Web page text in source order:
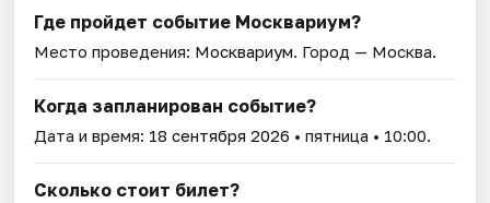
Где пройдет событие Москвариум?
Место проведения: Москвариум. Город — Москва.
Когда запланирован событие?
Дата и время: 18 сентября 2026 • пятница • 10:00.
Сколько стоит билет?